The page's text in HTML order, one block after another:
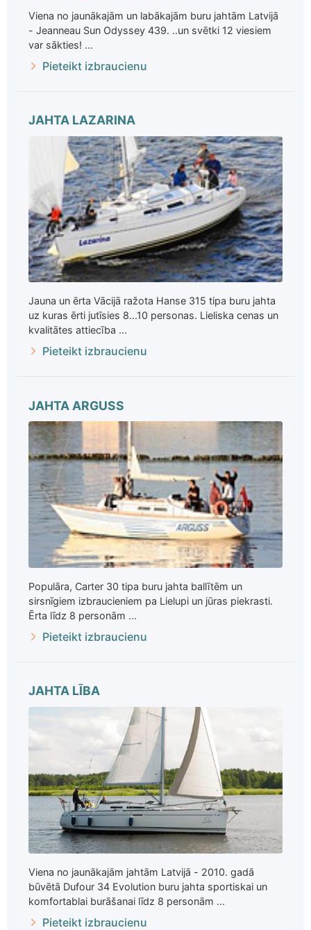
Viena no jaunākajām un labākajām buru jahtām Latvijā
- Jeanneau Sun Odyssey 439. ..un svētki 12 viesiem
var sākties! ...
Pieteikt izbraucienu
JAHTA LAZARINA
Jauna un ērta Vācijā ražota Hanse 315 tipa buru jahta
uz kuras ērti jutīsies 8...10 personas. Lieliska cenas un
kvalitātes attiecība ...
Pieteikt izbraucienu
JAHTA ARGUSS
Populāra, Carter 30 tipa buru jahta ballītēm un
sirsnīgiem izbraucieniem pa Lielupi un jūras piekrasti.
Ērta līdz 8 personām ...
Pieteikt izbraucienu
JAHTA LĪBA
Viena no jaunākajām jahtām Latvijā - 2010. gadā
būvētā Dufour 34 Evolution buru jahta sportiskai un
komfortablai burāšanai līdz 8 personām ...
Pieteikt izbraucienu